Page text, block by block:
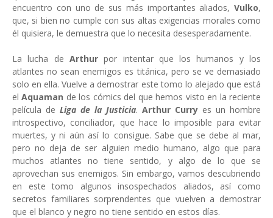
encuentro con uno de sus más importantes aliados, Vulko,
que, si bien no cumple con sus altas exigencias morales como
él quisiera, le demuestra que lo necesita desesperadamente.
La lucha de Arthurpor intentar que los humanos y los
atlantes no sean enemigos es titánica, pero se ve demasiado
solo en ella. Vuelve a demostrar este tomo lo alejado que está
elAquaman de los cómics del que hemos visto en la reciente
película de Liga de la Justicia. Arthur Curry es un hombre
introspectivo, conciliador, que hace lo imposible para evitar
muertes, y ni aún así lo consigue. Sabe que se debe al mar,
pero no deja de ser alguien medio humano, algo que para
muchos atlantes no tiene sentido, y algo de lo que se
aprovechan sus enemigos. Sin embargo, vamos descubriendo
en este tomo algunos insospechados aliados, así como
secretos familiares sorprendentes que vuelven a demostrar
que el blanco y negro no tiene sentido en estos días.